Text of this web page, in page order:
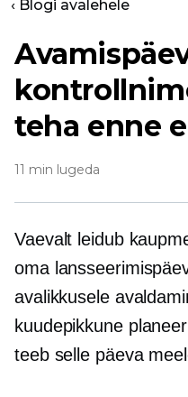
‹ Blogi avalehele
teha enne
11 min lugeda
Vaevalt leidub
oma
avalikkusele
kuudepikkune
teeb selle päeva